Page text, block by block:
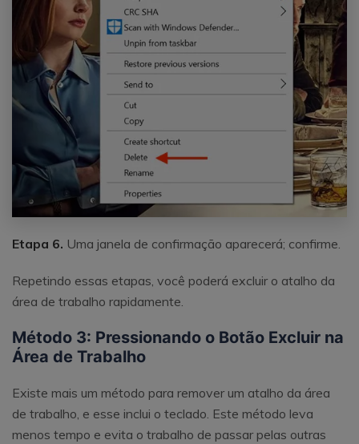
Etapa 6. Uma janela de confirmação aparecerá; confirme.
Repetindo essas etapas, você poderá excluir o atalho da
área de trabalho rapidamente.
Método 3: Pressionando o Botão Excluir na
Área de Trabalho
Existe mais um método para remover um atalho da área
de trabalho, e esse inclui o teclado. Este método leva
menos tempo e evita o trabalho de passar pelas outras